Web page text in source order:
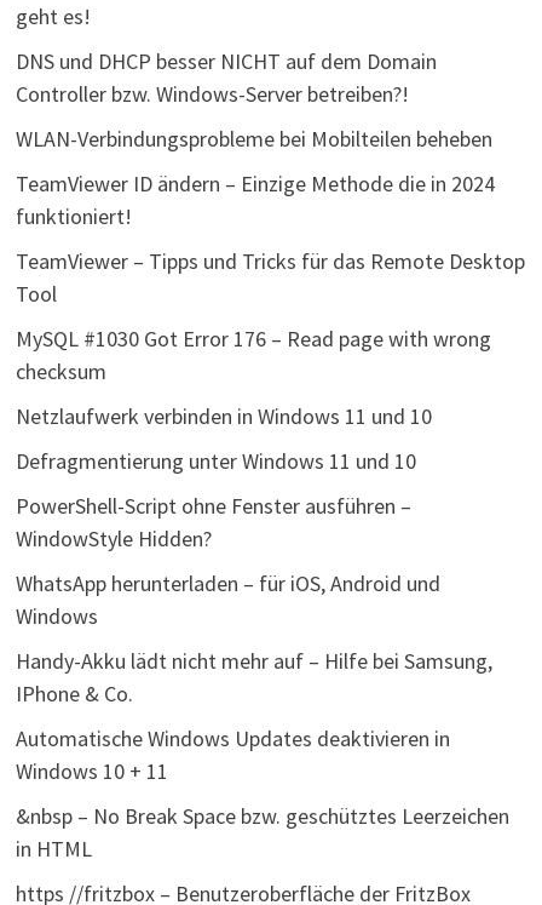
geht es!
DNS und DHCP besser NICHT auf dem Domain
Controller bzw. Windows-Server betreiben?!
WLAN-Verbindungsprobleme bei Mobilteilen beheben
TeamViewer ID ändern – Einzige Methode die in 2024
funktioniert!
TeamViewer – Tipps und Tricks für das Remote Desktop
Tool
MySQL #1030 Got Error 176 – Read page with wrong
checksum
Netzlaufwerk verbinden in Windows 11 und 10
Defragmentierung unter Windows 11 und 10
PowerShell-Script ohne Fenster ausführen –
WindowStyle Hidden?
WhatsApp herunterladen – für iOS, Android und
Windows
Handy-Akku lädt nicht mehr auf – Hilfe bei Samsung,
IPhone & Co.
Automatische Windows Updates deaktivieren in
Windows 10 + 11
&nbsp – No Break Space bzw. geschütztes Leerzeichen
in HTML
https //fritzbox – Benutzeroberfläche der FritzBox